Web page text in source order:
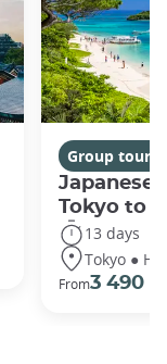
Group tours
Japanese
Tokyo to
13 days
Tokyo ●
From3 490 €